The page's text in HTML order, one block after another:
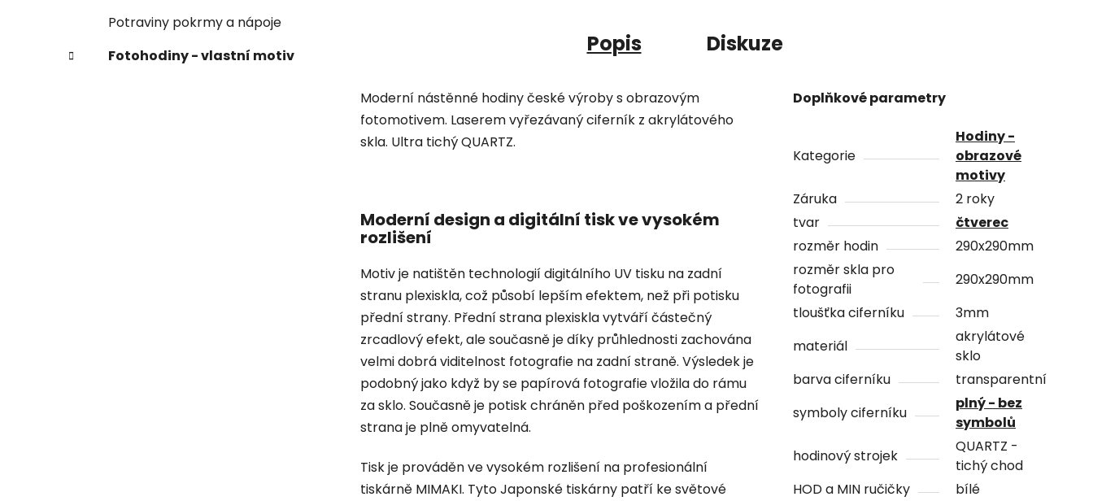
Potraviny pokrmy a nápoje
Fotohodiny - vlastní motiv
Popis Diskuze
Moderní nástěnné hodiny české výroby s obrazovým
fotomotivem. Laserem vyřezávaný ciferník z akrylátového
skla. Ultra tichý QUARTZ.
Moderní design a digitální tisk ve vysokém
rozlišení
Motiv je natištěn technologií digitálního UV tisku na zadní
stranu plexiskla, což působí lepším efektem, než při potisku
přední strany. Přední strana plexiskla vytváří částečný
zrcadlový efekt, ale současně je díky průhlednosti zachována
velmi dobrá viditelnost fotografie na zadní straně. Výsledek je
podobný jako když by se papírová fotografie vložila do rámu
za sklo. Současně je potisk chráněn před poškozením a přední
strana je plně omyvatelná.
Tisk je prováděn ve vysokém rozlišení na profesionální
tiskárně MIMAKI. Tyto Japonské tiskárny patří ke světové
Doplňkové parametry
Kategorie
Hodiny -
obrazové
motivy
Záruka
2 roky
tvar
čtverec
rozměr hodin
290x290mm
rozměr skla pro
fotografii
290x290mm
tloušťka ciferníku
3mm
materiál
akrylátové
sklo
barva ciferníku
transparentní
symboly ciferníku
plný - bez
symbolů
hodinový strojek
QUARTZ -
tichý chod
HOD a MIN ručičky
bílé